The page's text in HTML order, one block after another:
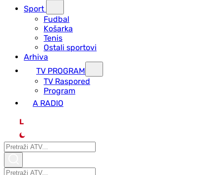
Sport
Fudbal
Košarka
Tenis
Ostali sportovi
Arhiva
TV PROGRAM
ТV Raspored
Program
A RADIO
L